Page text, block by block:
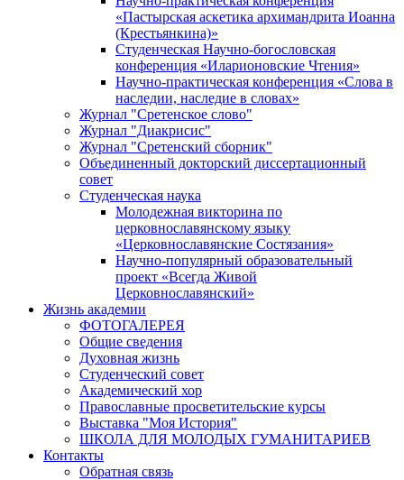
«Пастырская аскетика архимандрита Иоанна
(Крестьянкина)»
Студенческая Научно-богословская
конференция «Иларионовские Чтения»
Научно-практическая конференция «Cлова в
наследии, наследие в словах»
Журнал "Сретенское слово"
Журнал "Диакрисис"
Журнал "Сретенский сборник"
Объединенный докторский диссертационный
совет
Студенческая наука
Молодежная викторина по
церковнославянскому языку
«Церковнославянские Состязания»
Научно-популярный образовательный
проект «Всегда Живой
Церковнославянский»
Жизнь академии
ФОТОГАЛЕРЕЯ
Общие сведения
Духовная жизнь
Студенческий совет
Академический хор
Православные просветительские курсы
Выставка "Моя История"
ШКОЛА ДЛЯ МОЛОДЫХ ГУМАНИТАРИЕВ
Контакты
Обратная связь